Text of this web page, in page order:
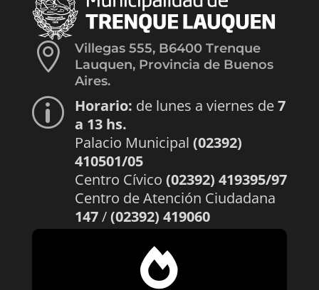

Villegas 555, B6400 Trenque
Lauquen, Provincia de Buenos
Aires.
p Horario: de lunes a viernes de7
a 13 hs.
Palacio Municipal (02392)
410501/05
Centro Cívico (02392) 419395/97
Centro de Atención Ciudadana
147/(02392) 419060
